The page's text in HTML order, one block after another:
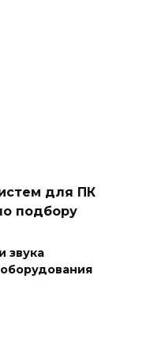
для ПК
подбору
звука